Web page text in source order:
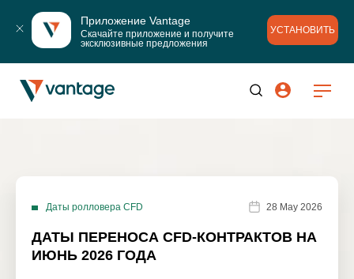
Приложение Vantage
Скачайте приложение и получите
эксклюзивные предложения
УСТАНОВИТЬ
Даты ролловера CFD 28 May 2026
ДАТЫ ПЕРЕНОСА CFD-КОНТРАКТОВ НА
ИЮНЬ 2026 ГОДА